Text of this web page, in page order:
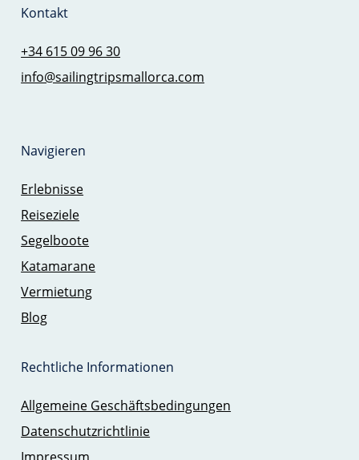
Kontakt
+34 615 09 96 30
info@sailingtripsmallorca.com
Navigieren
Erlebnisse
Reiseziele
Segelboote
Katamarane
Vermietung
Blog
Rechtliche Informationen
Allgemeine Geschäftsbedingungen
Datenschutzrichtlinie